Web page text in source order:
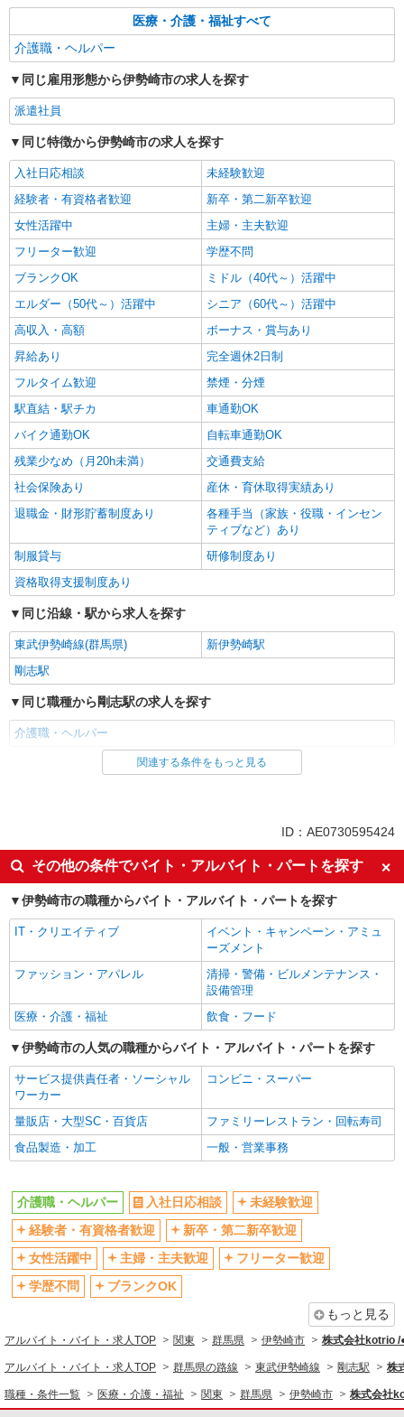
医療・介護・福祉すべて
介護職・ヘルパー
同じ雇用形態から伊勢崎市の求人を探す
派遣社員
同じ特徴から伊勢崎市の求人を探す
入社日応相談
未経験歓迎
経験者・有資格者歓迎
新卒・第二新卒歓迎
女性活躍中
主婦・主夫歓迎
フリーター歓迎
学歴不問
ブランクOK
ミドル（40代～）活躍中
エルダー（50代～）活躍中
シニア（60代～）活躍中
高収入・高額
ボーナス・賞与あり
昇給あり
完全週休2日制
フルタイム歓迎
禁煙・分煙
駅直結・駅チカ
車通勤OK
バイク通勤OK
自転車通勤OK
残業少なめ（月20h未満）
交通費支給
社会保険あり
産休・育休取得実績あり
退職金・財形貯蓄制度あり
各種手当（家族・役職・インセン
ティブなど）あり
制服貸与
研修制度あり
資格取得支援制度あり
同じ沿線・駅から求人を探す
東武伊勢崎線(群馬県)
新伊勢崎駅
剛志駅
同じ職種から剛志駅の求人を探す
介護職・ヘルパー
同じ雇用形態から剛志駅の求人を探す
入社日応相談
未経験歓迎
経験者・有資格者歓迎
新卒・第二新卒歓迎
女性活躍中
主婦・主夫歓迎
フリーター歓迎
学歴不問
ブランクOK
ミドル（40代～）活躍中
シニア（60代～）活躍中
高収入・高額
ボーナス・賞与あり
昇給あり
完全週休2日制
フルタイム歓迎
禁煙・分煙
駅直結・駅チカ
バイク通勤OK
自転車通勤OK
残業少なめ（月20h未満）
交通費支給
退職金・財形貯蓄制度あり
各種手当（家族・役職・インセン
ティブなど）あり
制服貸与
研修制度あり
資格取得支援制度あり
同じ職種から求人を探す
同じ特徴から求人を探す
関連する条件をもっと見る
ID：AE0730595424
その他の条件でバイト・アルバイト・パートを探す
伊勢崎市の職種からバイト・アルバイト・パートを探す
IT・クリエイティブ
イベント・キャンペーン・アミュ
ーズメント
ファッション・アパレル
清掃・警備・ビルメンテナンス・
設備管理
医療・介護・福祉
飲食・フード
伊勢崎市の人気の職種からバイト・アルバイト・パートを探す
サービス提供責任者・ソーシャル
ワーカー
コンビニ・スーパー
量販店・大型SC・百貨店
ファミリーレストラン・回転寿司
食品製造・加工
一般・営業事務
介護職・ヘルパー 入社日応相談
未経験歓迎
経験者・有資格者歓迎
新卒・第二新卒歓迎
女性活躍中
主婦・主夫歓迎
フリーター歓迎
学歴不問
ブランクOK
もっと見る
アルバイト・バイト・求人TOP 関東 群馬県 伊勢崎市 株式会社kotrio /
アルバイト・バイト・求人TOP 群馬県の路線 東武伊勢崎線 剛志駅 株
職種・条件一覧 医療・介護・福祉 関東 群馬県 伊勢崎市 株式会社